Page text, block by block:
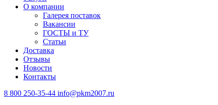
О компании
Галерея поставок
Вакансии
ГОСТЫ и ТУ
Статьи
Доставка
Отзывы
Новости
Контакты
8 800 250-35-44 info@pkm2007.ru